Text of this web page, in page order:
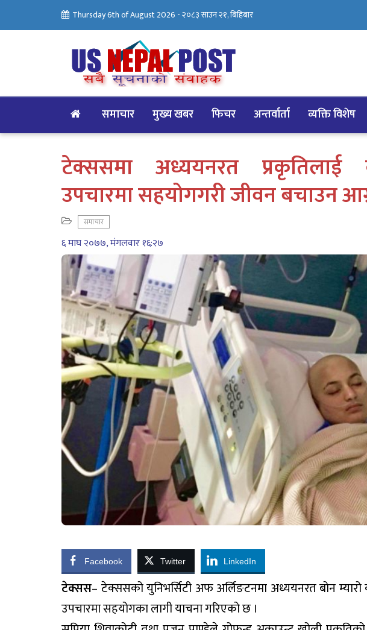
Thursday 6th of August 2026 -२०८३ साउन २१, बिहिबार
समाचार मुख्य खबर फिचर अन्तर्वार्ता व्यक्ति विशेष
टेक्ससमा अध्ययनरत प्रकृतिलाई
उपचारमा सहयोगगरी जीवन बचाउन
समाचार
६ माघ २०७७, मंगलवार १६:२७
Facebook Twitter LinkedIn
टेक्सस– टेक्ससको युनिभर्सिटी अफ अर्लिङटनमा अध्ययनरत बोन म्यारो
उपचारमा सहयोगका लागी याचना गरिएको छ ।